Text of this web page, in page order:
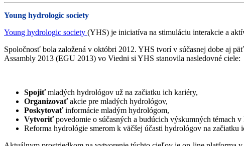
Young hydrologic society
Young hydrologic society (YHS) je iniciatíva na stimuláciu interakcie a
Spoločnosť bola založená v októbri 2012. YHS tvorí v súčasnej dobe aj
Assambly 2013 (EGU 2013) vo Viedni si YHS stanovila nasledovné ciele:
Spojiťmladých hydrológov už na začiatku ich kariéry,
Organizovaťakcie pre mladých hydrológov,
Poskytovaťinformácie mladým hydrológom,
Vytvoriťpovedomie o súčasných a budúcich výskumných témach
Reforma hydrológie smerom k väčšej účasti hydrológov na začiatku